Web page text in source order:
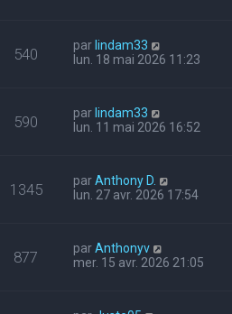
540 par lindam33
lun. 18 mai 2026 11:23
590 par lindam33
lun. 11 mai 2026 16:52
1345 parAnthony D.
lun. 27 avr. 2026 17:54
877 parAnthonyv
mer. 15 avr. 2026 21:05